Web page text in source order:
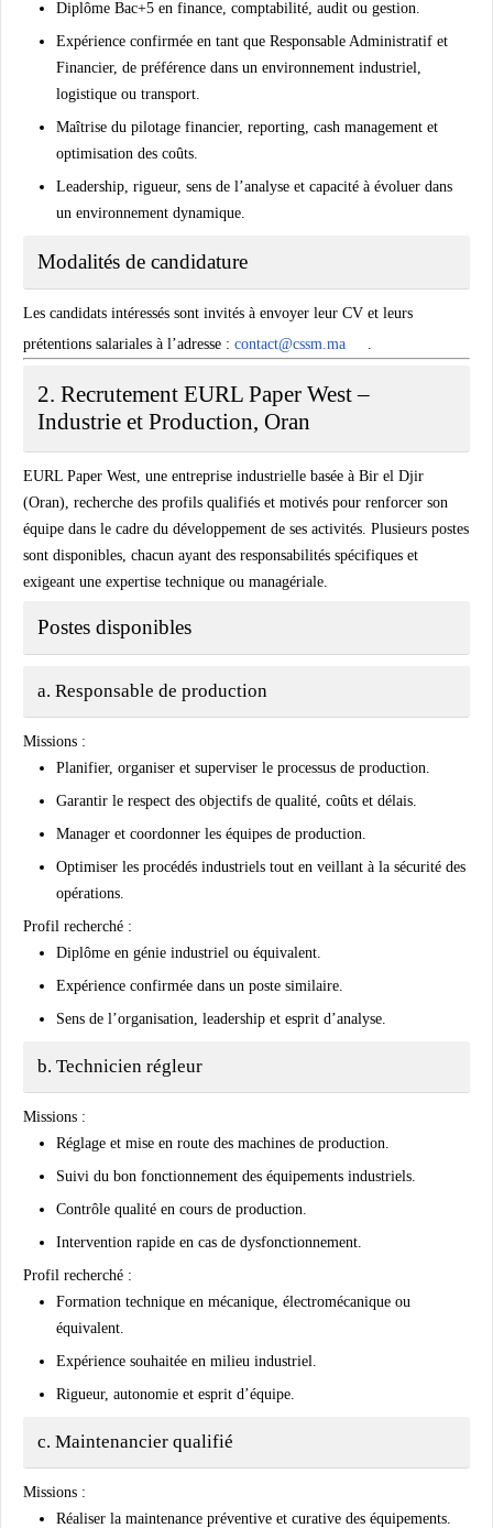
Diplôme Bac+5 en finance, comptabilité, audit ou gestion.
Expérience confirmée en tant que Responsable Administratif et
Financier, de préférence dans un environnement industriel,
logistique ou transport.
Maîtrise du pilotage financier, reporting, cash management et
optimisation des coûts.
Leadership, rigueur, sens de l’analyse et capacité à évoluer dans
un environnement dynamique.
Modalités de candidature
Les candidats intéressés sont invités à envoyer leur CV et leurs
prétentions salariales à l’adresse : contact@cssm.ma
2. Recrutement EURL Paper West –
Industrie et Production, Oran
EURL Paper West, une entreprise industrielle basée à Bir el Djir
(Oran), recherche des profils qualifiés et motivés pour renforcer son
équipe dans le cadre du développement de ses activités. Plusieurs postes
sont disponibles, chacun ayant des responsabilités spécifiques et
exigeant une expertise technique ou managériale.
Postes disponibles
a. Responsable de production
Missions :
Planifier, organiser et superviser le processus de production.
Garantir le respect des objectifs de qualité, coûts et délais.
Manager et coordonner les équipes de production.
Optimiser les procédés industriels tout en veillant à la sécurité des
opérations.
Profil recherché :
Diplôme en génie industriel ou équivalent.
Expérience confirmée dans un poste similaire.
Sens de l’organisation, leadership et esprit d’analyse.
b. Technicien régleur
Missions :
Réglage et mise en route des machines de production.
Suivi du bon fonctionnement des équipements industriels.
Contrôle qualité en cours de production.
Intervention rapide en cas de dysfonctionnement.
Profil recherché :
Formation technique en mécanique, électromécanique ou
équivalent.
Expérience souhaitée en milieu industriel.
Rigueur, autonomie et esprit d’équipe.
c. Maintenancier qualifié
Missions :
Réaliser la maintenance préventive et curative des équipements.